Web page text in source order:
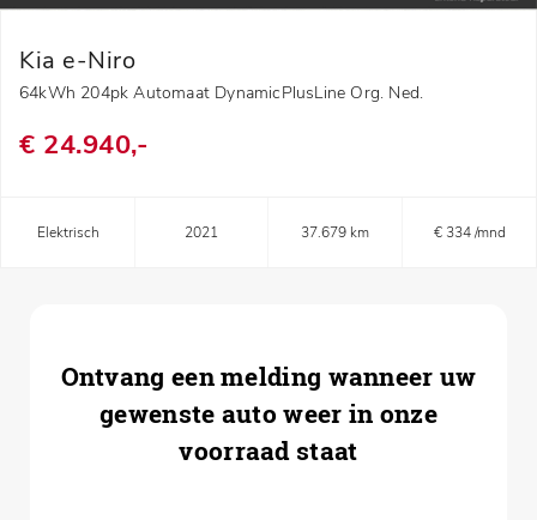
Kia e-Niro
64kWh 204pk Automaat DynamicPlusLine Org. Ned.
€ 24.940,-
Elektrisch 2021 37.679 km € 334 /mnd
Ontvang een melding wanneer uw
gewenste auto weer in onze
voorraad staat